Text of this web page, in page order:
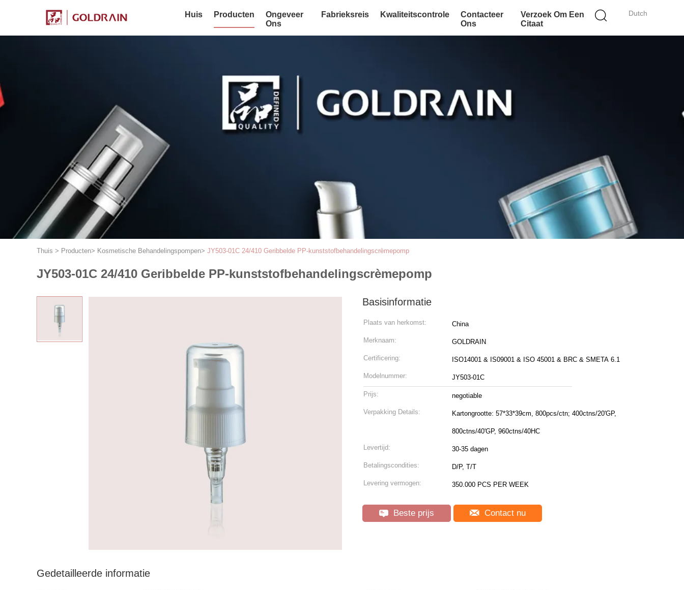
Dutch
Huis Producten
Ongeveer
Ons
Fabrieksreis Kwaliteitscontrole
Contacteer
Ons
Verzoek Om Een
Citaat
Thuis > Producten> Kosmetische Behandelingspompen> JY503-01C 24/410 Geribbelde PP-kunststofbehandelingscrèmepomp
JY503-01C 24/410 Geribbelde PP-kunststofbehandelingscrèmepomp
Basisinformatie
Plaats van herkomst: China
Merknaam: GOLDRAIN
Certificering: ISO14001 & IS09001 & ISO 45001 & BRC & SMETA 6.1
Modelnummer: JY503-01C
Prijs: negotiable
Verpakking Details: Kartongrootte: 57*33*39cm, 800pcs/ctn; 400ctns/20'GP,
800ctns/40'GP, 960ctns/40HC
Levertijd: 30-35 dagen
Betalingscondities: D/P, T/T
Levering vermogen: 350.000 PCS PER WEEK
Beste prijs Contact nu
Gedetailleerde informatie